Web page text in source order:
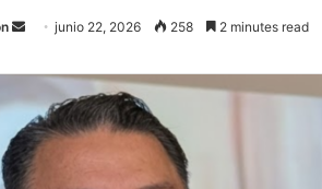
Send
email
junio 22, 2026 258 2 minutes read